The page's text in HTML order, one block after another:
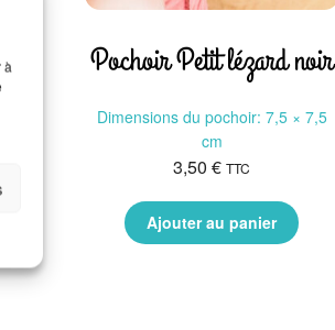
àPochoir Lézard Polynésien Pochoir Petit lézard noir
Dimensions du pochoir: 7,5 × 7,5
cm
3,50€ TTC
Ajouter au panier